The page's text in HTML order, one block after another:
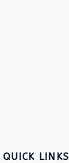
QUICK LINKS